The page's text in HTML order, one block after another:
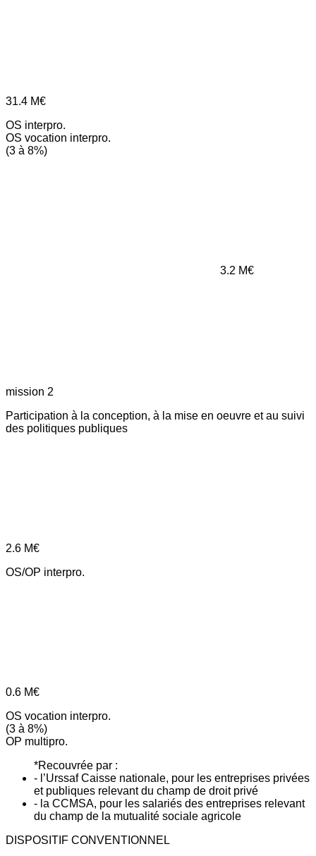
31.4 M€
OS interpro.
OS vocation interpro.
(3 à 8%)
3.2 M€
mission 2
Participation à la conception, à la mise en oeuvre et au suivi
des politiques publiques
2.6 M€
OS/OP interpro.
0.6 M€
OS vocation interpro.
(3 à 8%)
OP multipro.
*Recouvrée par :
- l’Urssaf Caisse nationale, pour les entreprises privées
et publiques relevant du champ de droit privé
- la CCMSA, pour les salariés des entreprises relevant
du champ de la mutualité sociale agricole
DISPOSITIF CONVENTIONNEL